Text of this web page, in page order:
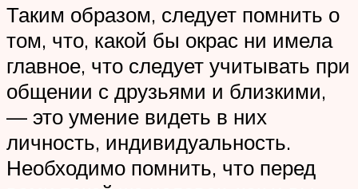
Таким образом, следует помнить о
том, что, какой бы окрас ни имела
главное, что следует учитывать при
общении с друзьями и близкими,
— это умение видеть в них
личность, индивидуальность.
Необходимо помнить, что перед